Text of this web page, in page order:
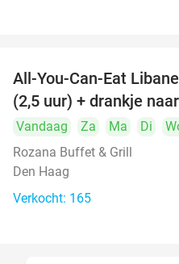
All-You-Can-Eat
(2,5 uur) + drankje
Vandaag Za Ma Di
Rozana Buffet & Grill
Den Haag
Verkocht: 165